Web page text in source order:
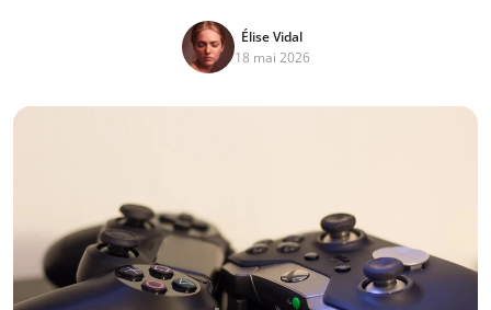
Élise Vidal
18 mai 2026